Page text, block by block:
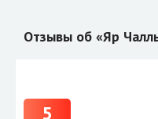
Отзывы об «Яр
5